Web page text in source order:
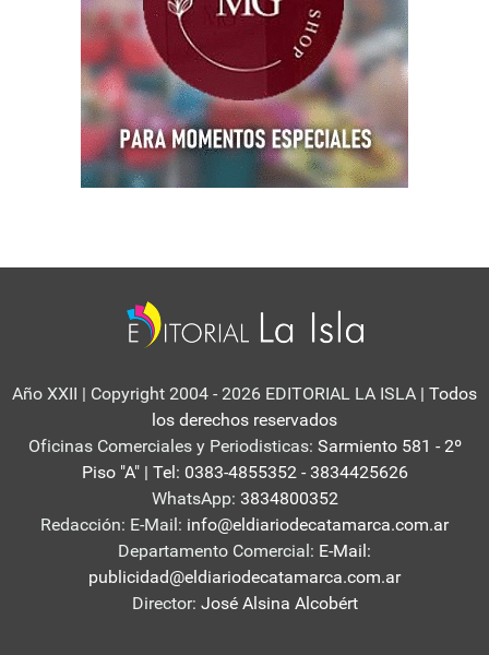
Año XXII | Copyright 2004 - 2026 EDITORIAL LA ISLA | Todos
los derechos reservados
Oficinas Comerciales y Periodisticas: Sarmiento 581 - 2º
Piso "A" | Tel: 0383-4855352 - 3834425626
WhatsApp: 3834800352
Redacción: E-Mail: info@eldiariodecatamarca.com.ar
Departamento Comercial: E-Mail:
publicidad@eldiariodecatamarca.com.ar
Director: José Alsina Alcobért